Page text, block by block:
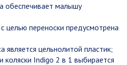
обеспечивает малышу
целью переноски предусмотрена
является цельнолитой пластик;
коляски Indigo 2 в 1 выбирается